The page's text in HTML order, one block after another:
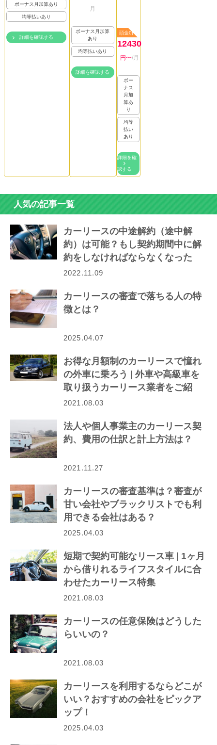
ボーナス月加算あり
均等払いあり
詳細を確認する
月
ボーナス月加算
あり
均等払いあり
詳細を確認する
頭金0円
12430
円〜/月
ボー
ナス
月加
算あ
り
均等
払い
あり
詳細を確
認する
人気の記事一覧
カーリースの中途解約（途中解
約）は可能？もし契約期間中に解
約をしなければならなくなった
ら…
2022.11.09
カーリースの審査で落ちる人の特
徴とは？
2025.04.07
お得な月額制のカーリースで憧れ
の外車に乗ろう | 外車や高級車を
取り扱うカーリース業者をご紹
介！
2021.08.03
法人や個人事業主のカーリース契
約、費用の仕訳と計上方法は？
2021.11.27
カーリースの審査基準は？審査が
甘い会社やブラックリストでも利
用できる会社はある？
2025.04.03
短期で契約可能なリース車 | 1ヶ月
から借りれるライフスタイルに合
わせたカーリース特集
2021.08.03
カーリースの任意保険はどうした
らいいの？
2021.08.03
カーリースを利用するならどこが
いい？おすすめの会社をピックア
ップ！
2025.04.03